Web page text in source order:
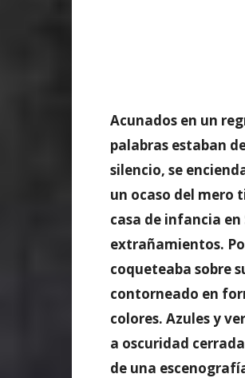
Acunados en un
palabras estaban
silencio, se
un ocaso del mero
casa de infancia
extrañamientos.
coqueteaba sobre
contorneado en
colores. Azules y
a oscuridad
de una